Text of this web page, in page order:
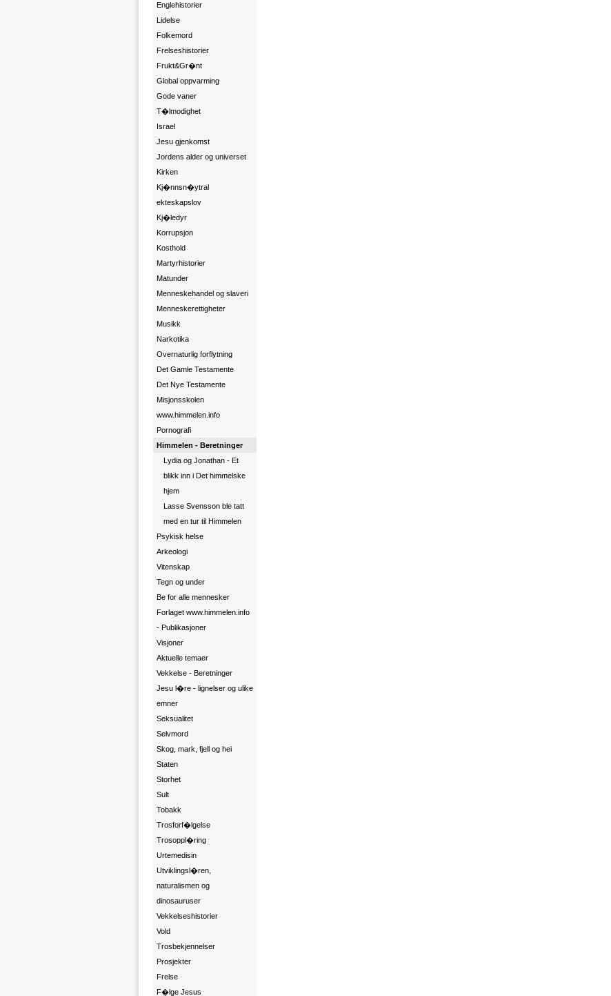
Englehistorier
Lidelse
Folkemord
Frelseshistorier
Frukt&Gr�nt
Global oppvarming
Gode vaner
T�lmodighet
Israel
Jesu gjenkomst
Jordens alder og universet
Kirken
Kj�nnsn�ytral
ekteskapslov
Kj�ledyr
Korrupsjon
Kosthold
Martyrhistorier
Matunder
Menneskehandel og slaveri
Menneskerettigheter
Musikk
Narkotika
Overnaturlig forflytning
Det Gamle Testamente
Det Nye Testamente
Misjonsskolen
www.himmelen.info
Pornografi
Himmelen - Beretninger
Lydia og Jonathan - Et
blikk inn i Det himmelske
hjem
Lasse Svensson ble tatt
med en tur til Himmelen
Psykisk helse
Arkeologi
Vitenskap
Tegn og under
Be for alle mennesker
Forlaget www.himmelen.info
- Publikasjoner
Visjoner
Aktuelle temaer
Vekkelse - Beretninger
Jesu l�re - lignelser og ulike
emner
Seksualitet
Selvmord
Skog, mark, fjell og hei
Staten
Storhet
Sult
Tobakk
Trosforf�lgelse
Trosoppl�ring
Urtemedisin
Utviklingsl�ren,
naturalismen og
dinosauruser
Vekkelseshistorier
Vold
Trosbekjennelser
Prosjekter
Frelse
F�lge Jesus